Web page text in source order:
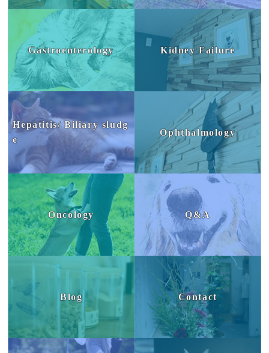
Gastroenterology Kidney Failure
Hepatitis/ Biliary sludg
e
Ophthalmology
Oncology Q&A
Blog Contact